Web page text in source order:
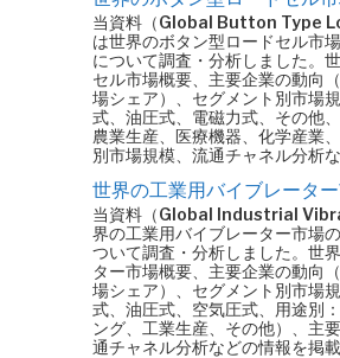
当資料（Global Button Type
は世界のボタン型ロードセル市
について調査・分析しました。
セル市場概要、主要企業の動向
場シェア）、セグメント別市場
式、油圧式、電磁力式、その他
農業生産、医療機器、化学産業
別市場規模、流通チャネル分析
世界の工業用バイブレータ
当資料（Global Industrial
界の工業用バイブレーター市場
ついて調査・分析しました。世
ター市場概要、主要企業の動向
場シェア）、セグメント別市場
式、油圧式、空気圧式、用途別
ング、工業生産、その他）、主
通チャネル分析などの情報を掲